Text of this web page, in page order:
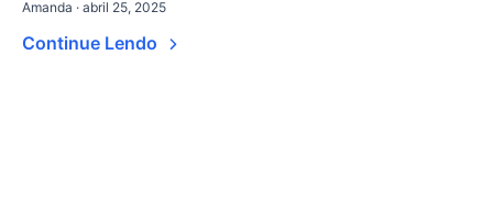
Amanda · abril 25, 2025
Continue Lendo